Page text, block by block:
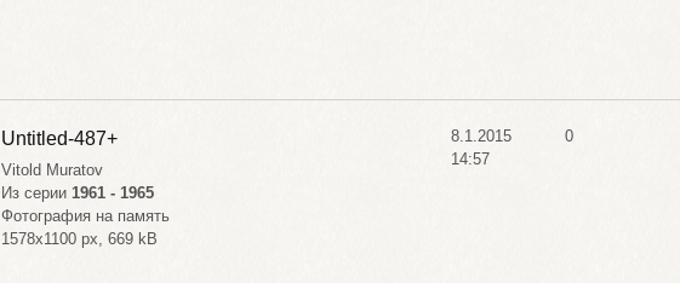
Untitled-487+
Vitold Muratov
Из серии 1961 - 1965
Фотография на память
1578x1100 px, 669 kB
8.1.2015
14:57
0